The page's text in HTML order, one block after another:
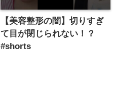
【美容整形の闇】切りすぎ
て目が閉じられない！？
#shorts